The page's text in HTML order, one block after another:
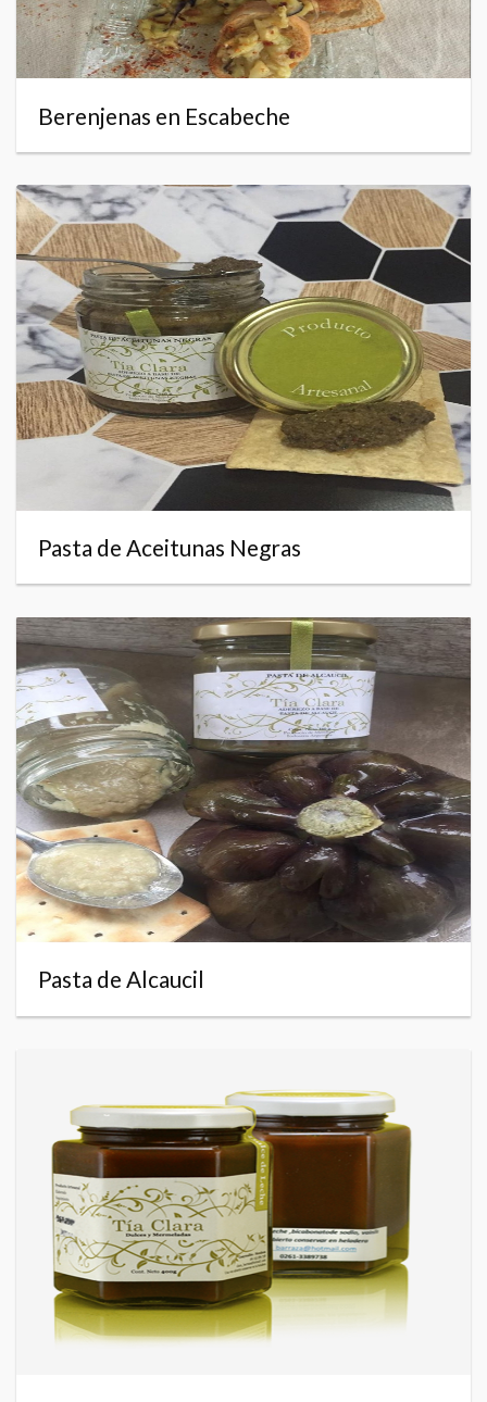
Berenjenas en Escabeche
Pasta de Aceitunas Negras
Pasta de Alcaucil